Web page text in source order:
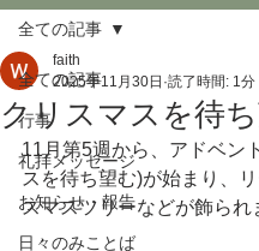
全ての記事
行事
礼拝メッセージ
お知らせ・報告
日々のみことば
全ての記事
クリスマスを待
faith
2025年11月30日 読了時間: 1分
11月第5週から、アドベン
スを待ち望む)が始まり、
スマスツリーなどが飾られ